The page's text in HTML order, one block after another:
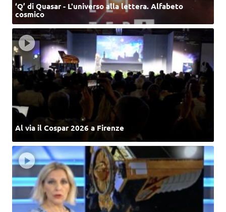
‘Q’ di Quasar - L'universo alla lettera. Alfabeto
cosmico
Al via il Cospar 2026 a Firenze